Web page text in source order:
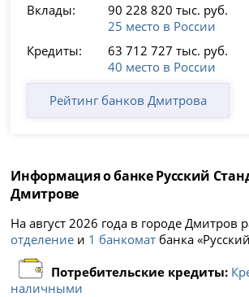
Вклады:
90 228 820 тыс. руб.
25 место в России
Кредиты:
63 712 727 тыс. руб.
40 место в России
Рейтинг банков Дмитрова
Информация о банке Русский
Дмитрове
На август 2026 года в городе Дмитров
отделение и 1 банкомат банка
Потребительские кредиты:
наличными